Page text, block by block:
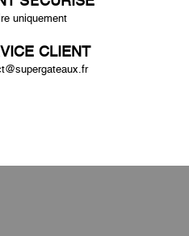
uniquement
CLIENT